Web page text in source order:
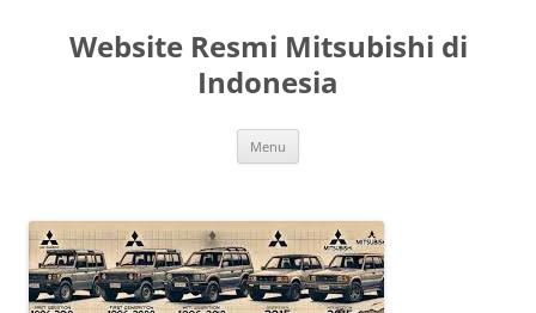
Website Resmi Mitsubishi di
Indonesia
Menu